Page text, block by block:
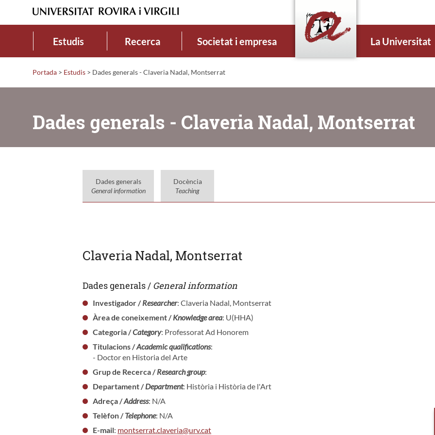
Estudis Recerca Societat i empresa La Universitat
Portada > Estudis > Dades generals - Claveria Nadal, Montserrat
Dades generals - Claveria Nadal, Montserrat
Dades generals
General information
Docència
Teaching
Claveria Nadal, Montserrat
Dades generals / General information
Investigador /Researcher: Claveria Nadal, Montserrat
Àrea de coneixement /Knowledge area: U(HHA)
Categoria /Category: Professorat Ad Honorem
Titulacions /Academic qualifications:
- Doctor en Historia del Arte
Grup de Recerca /Research group:
Departament /Department: Història i Història de l'Art
Adreça /Address: N/A
Telèfon /Telephone: N/A
E-mail: montserrat.claveria@urv.cat